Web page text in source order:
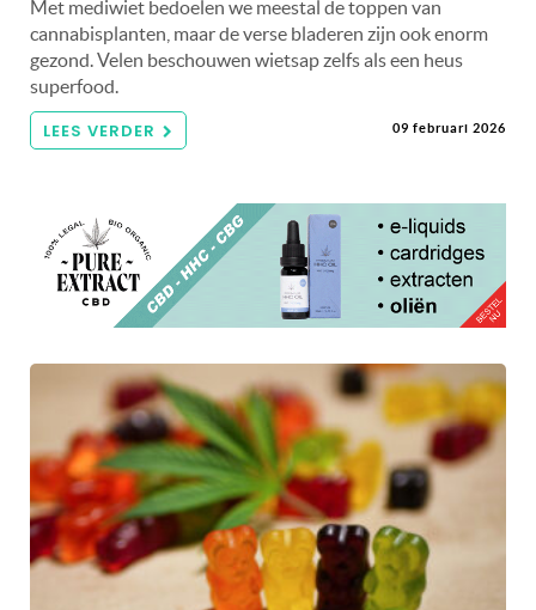
Met mediwiet bedoelen we meestal de toppen van
cannabisplanten, maar de verse bladeren zijn ook enorm
gezond. Velen beschouwen wietsap zelfs als een heus
superfood.
LEES VERDER 09 februari 2026